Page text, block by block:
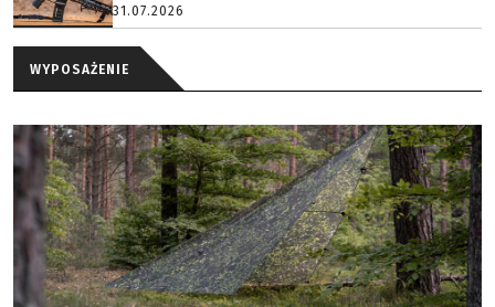
31.07.2026
WYPOSAŻENIE